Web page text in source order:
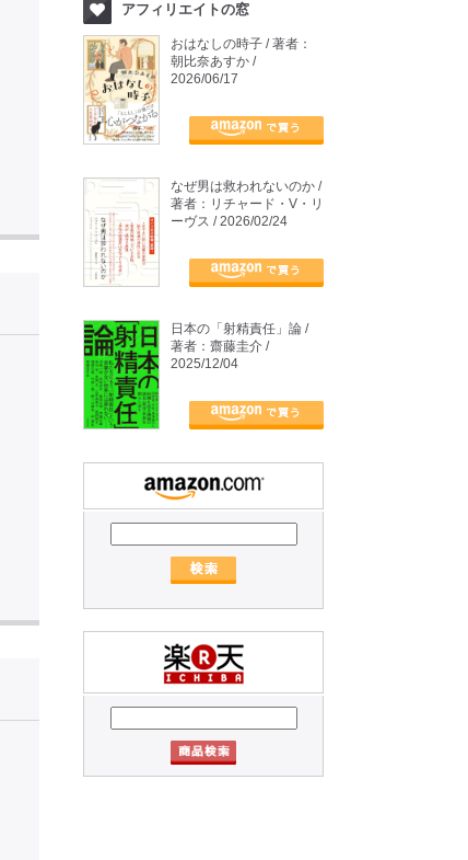
アフィリエイトの窓
おはなしの時子 / 著者：
朝比奈あすか /
2026/06/17
なぜ男は救われないのか /
著者：リチャード・V・リ
ーヴス / 2026/02/24
日本の「射精責任」論 /
著者：齋藤圭介 /
2025/12/04